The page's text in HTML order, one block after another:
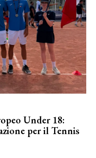
Under 18:
per il Tennis